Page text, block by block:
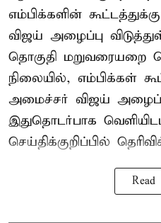
எம்பிக்களின்
விஜய் அழைப்பு
தொகுதி மறுவரையறை
நிலையில், எம்பிக்கள்
அமைச்சர் விஜய்
இதுதொடர்பாக
செய்திக்குறிப்பில்
Read